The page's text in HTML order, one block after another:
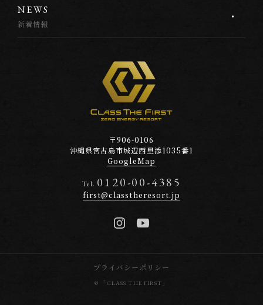
〒906-0106
沖縄県宮古島市城辺西里添1035番1
GoogleMap
Tel. 0120-00-4385
first@classtheresort.jp
NEWS
新着情報
プライバシーポリシー
© 「CLASS THE FIRST」